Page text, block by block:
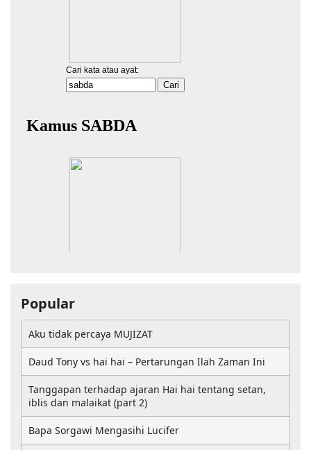
Popular
Aku tidak percaya MUJIZAT
Daud Tony vs hai hai – Pertarungan Ilah Zaman Ini
Tanggapan terhadap ajaran Hai hai tentang setan,
iblis dan malaikat (part 2)
Bapa Sorgawi Mengasihi Lucifer